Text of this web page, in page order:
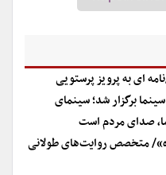
ای به پرویز پرستویی
برگزار شد؛ سینمای
صدای مردم است
متخصص روایت‌های طولانی